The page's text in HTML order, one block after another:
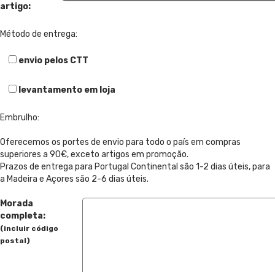
artigo:
Método de entrega:
envio pelos CTT
levantamento em loja
Embrulho:
Oferecemos os portes de envio para todo o país em compras
superiores a 90€, exceto artigos em promoção.
Prazos de entrega para Portugal Continental são 1-2 dias úteis, para
a Madeira e Açores são 2-6 dias úteis.
Morada
completa:
(incluir código
postal)